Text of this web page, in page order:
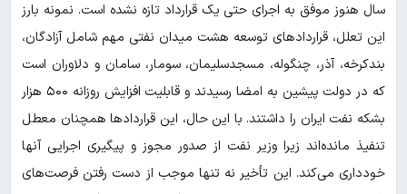
سال هنوز موفق به اجرای حتی یک قرارداد تازه نشده است. نمونه بارز
این تعلل، قراردادهای توسعه هشت میدان نفتی مهم شامل آزادگان،
بندکرخه، آذر، چنگوله، مسجدسلیمان، سومار، سامان و دلاوران است
که در دولت پیشین به امضا رسیدند و قابلیت افزایش روزانه ۵۰۰ هزار
بشکه نفت ایران را داشتند. با این حال، این قراردادها همچنان معطل
تنفیذ مانده‌اند زیرا وزیر نفت از صدور مجوز و پیگیری اجرایی آنها
خودداری می‌کند. این تأخیر نه تنها موجب از دست رفتن فرصت‌های